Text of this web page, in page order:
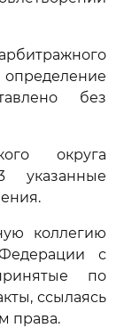
определение
без
округа
указанные
коллегию
с
по
ссылаясь
права.